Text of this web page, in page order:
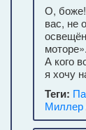
О,
вас, не
А кого
я хочу
Теги:
Миллер